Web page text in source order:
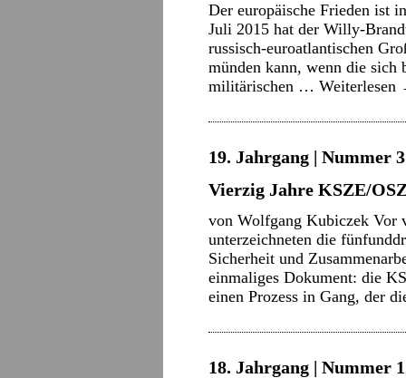
Der europäische Frieden ist
Juli 2015 hat der Willy-
russisch-euroatlantischen
münden kann, wenn die sich
militärischen … Weiterlesen
19. Jahrgang | Nummer
Vierzig Jahre KSZE/
von Wolfgang Kubiczek Vor
unterzeichneten die
Sicherheit und
einmaliges Dokument: die
einen Prozess in Gang, der
18. Jahrgang | Nummer